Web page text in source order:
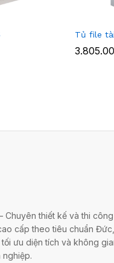
Tủ file
Chuyên thiết kế và thi công
cấp theo tiêu chuẩn Đức,
ưu diện tích và không